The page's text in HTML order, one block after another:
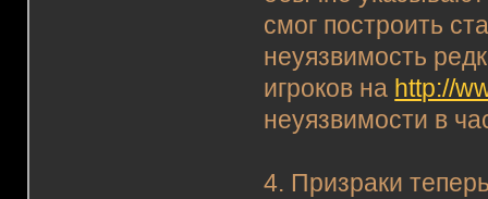
смог построить
неуязвимость
игроков на http://
неуязвимости в
4. Призраки